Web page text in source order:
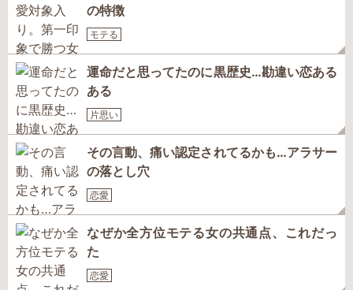
の特徴
モテる
運命だと思ってたのに黒歴史…勘違い恋ある
ある
片思い
その言動、痛い認定されてるかも…アラサー
の落とし穴
恋愛
なぜか全方位モテる女の共通点、これだっ
た
恋愛